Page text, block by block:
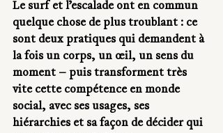
Le surf et l’escalade ont en commun
quelque chose de plus troublant : ce
sont deux pratiques qui demandent à
la fois un corps, un œil, un sens du
moment — puis transforment très
vite cette compétence en monde
social, avec ses usages, ses
hiérarchies et sa façon de décider qui